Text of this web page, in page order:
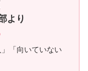
より
「向いていない